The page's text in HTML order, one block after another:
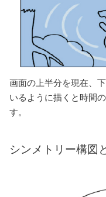
画面の上半分を現在、
いるように描くと時間
す。
シンメトリー構図